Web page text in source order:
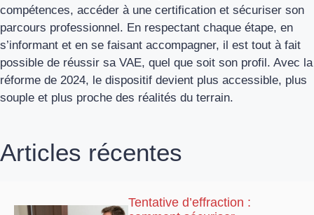
compétences, accéder à une certification et sécuriser son
parcours professionnel. En respectant chaque étape, en
s’informant et en se faisant accompagner, il est tout à fait
possible de réussir sa VAE, quel que soit son profil. Avec la
réforme de 2024, le dispositif devient plus accessible, plus
souple et plus proche des réalités du terrain.
Articles récentes
Tentative d’effraction :